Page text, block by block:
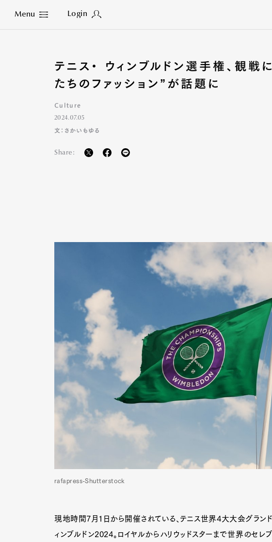
Menu Login
Close
テニス・ ウィンブルドン選手権、観戦
たちのファッション”が話題に
Culture
2024.07.05
文：さかいもゆる
Share:
rafapress-Shutterstock
現地時間7月1日から開催されている、テニス世界4大大会グラン
ィンブルドン2024。ロイヤルからハリウッドスターまで世界のセレ